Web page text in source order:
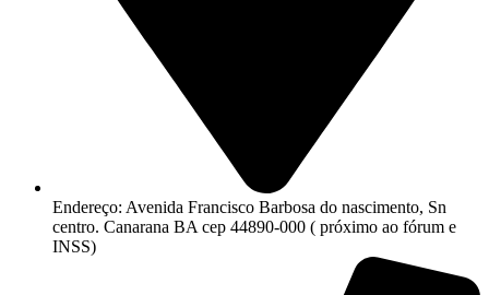
Endereço: Avenida Francisco Barbosa do nascimento, Sn
centro. Canarana BA cep 44890-000 ( próximo ao fórum e
INSS)